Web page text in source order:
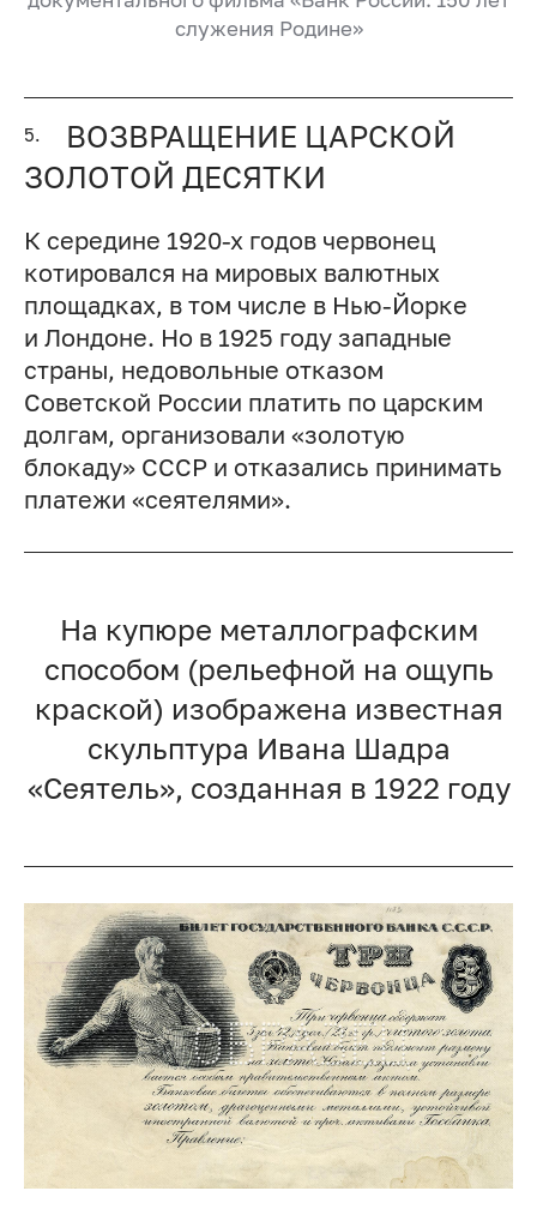
служения Родине»
5.
ВОЗВРАЩЕНИЕ ЦАРСКОЙ
ЗОЛОТОЙ ДЕСЯТКИ
К середине 1920-х годов червонец
котировался на мировых валютных
площадках, в том числе в Нью-Йорке
и Лондоне. Но в 1925 году западные
страны, недовольные отказом
Советской России платить по царским
долгам, организовали «золотую
блокаду» СССР и отказались принимать
платежи «сеятелями».
На купюре металлографским
способом (рельефной на ощупь
краской) изображена известная
скульптура Ивана Шадра
«Сеятель», созданная в 1922 году